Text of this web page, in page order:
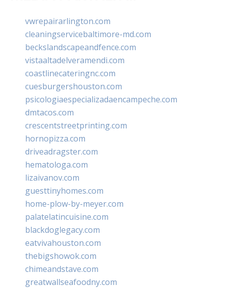
vwrepairarlington.com
cleaningservicebaltimore-md.com
beckslandscapeandfence.com
vistaaltadelveramendi.com
coastlinecateringnc.com
cuesburgershouston.com
psicologiaespecializadaencampeche.com
dmtacos.com
crescentstreetprinting.com
hornopizza.com
driveadragster.com
hematologa.com
lizaivanov.com
guesttinyhomes.com
home-plow-by-meyer.com
palatelatincuisine.com
blackdoglegacy.com
eatvivahouston.com
thebigshowok.com
chimeandstave.com
greatwallseafoodny.com